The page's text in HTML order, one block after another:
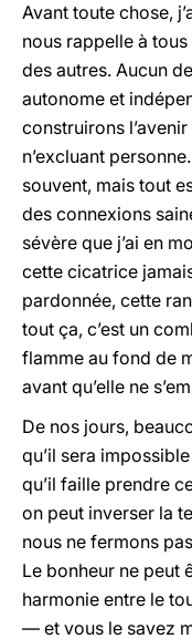
Avant toute chose,
nous rappelle à
des autres. Aucun
autonome et
construirons
n’excluant
souvent, mais tout
des connexions
sévère que j’ai en
cette cicatrice
pardonnée, cette
tout ça, c’est un
flamme au fond de
avant qu’elle ne
De nos jours,
qu’il sera
qu’il faille prendre
on peut inverser la
nous ne fermons
Le bonheur ne peut
harmonie entre le
— et vous le savez